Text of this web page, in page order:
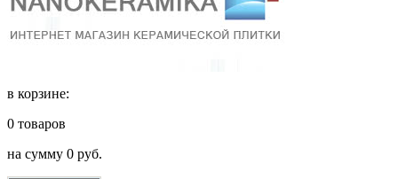
в корзине:
0 товаров
на сумму 0 руб.